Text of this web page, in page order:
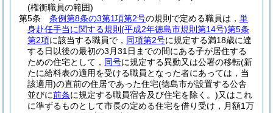
(権衡職員の範囲)
第5条
条例第8条の3第1項第2号の規則で定める職員は， 単
身赴任手当に関する規則 (平成2年徳島市規則第14号)第5条
第2項に該当する職員で， 同項第2号に規定する満18歳に達
する日以後の最初の3月31日までの間にある子が居住する
ための住宅として， 同号に規定する異動又は公署の移転(新
たに給料表の適用を受ける職員となった者にあっては，当
該適用)の直前の住居であった住宅(徳島市が設置する公舎
並びに前条に規定する職員宿舎及び住宅を除く。)又はこれ
に準ずるものとして市長の定める住宅を借り受け，月額1万